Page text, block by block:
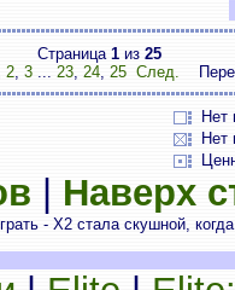
Страница 1из 25
2, 3 ... 23, 24, 25 След.
Нет
Нет
Наверх
- Х2 стала скушной,